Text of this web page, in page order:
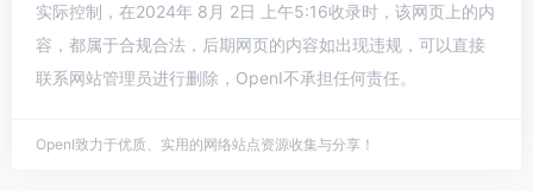
实际控制，在2024年 8月 2日 上午5:16收录时，该网页上的内
容，都属于合规合法，后期网页的内容如出现违规，可以直接
联系网站管理员进行删除，OpenI不承担任何责任。
OpenI致力于优质、实用的网络站点资源收集与分享！